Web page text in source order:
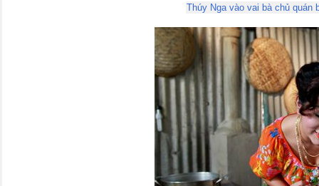
Thúy Nga vào vai bà chủ quán